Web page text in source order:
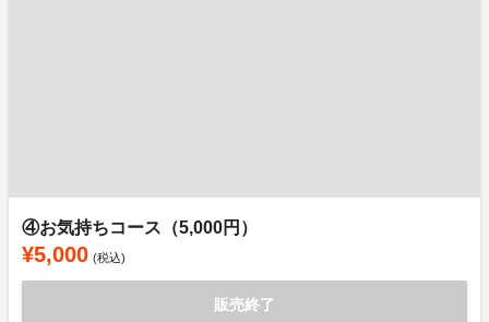
④お気持ちコース（5,000円）
¥5,000 (税込)
販売終了